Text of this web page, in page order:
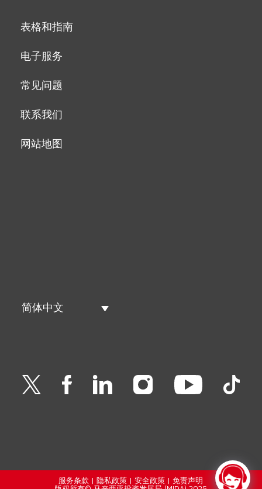
表格和指南
电子服务
常见问题
联系我们
网站地图
简体中文
服务条款 |隐私政策 |安全政策 |免责声明